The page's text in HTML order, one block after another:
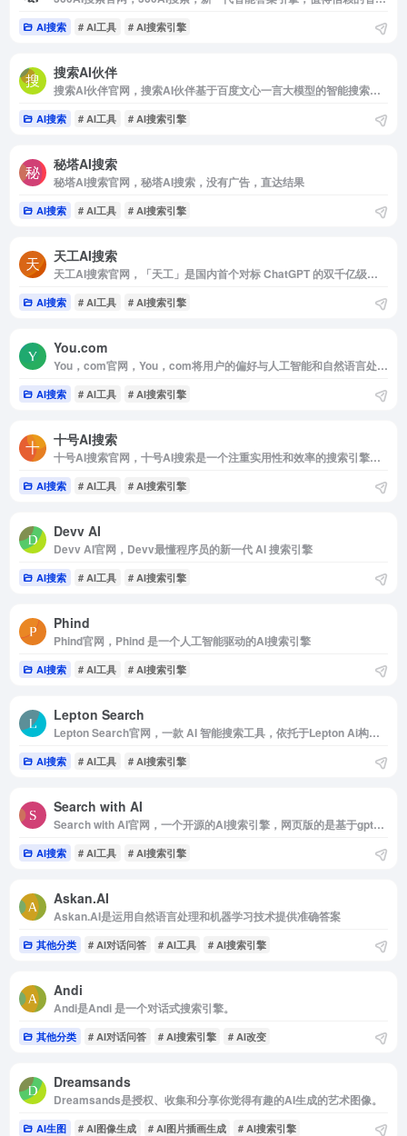
AI搜索 # AI工具 # AI搜索引擎
搜索AI伙伴
搜索AI伙伴官网，搜索AI伙伴基于百度文心一言大模型的智能搜索助手，能够帮助用户进行更全面，更智能的搜索。
AI搜索 # AI工具 # AI搜索引擎
秘塔AI搜索
秘塔AI搜索官网，秘塔AI搜索，没有广告，直达结果
AI搜索 # AI工具 # AI搜索引擎
天工AI搜索
天工AI搜索官网，「天工」是国内首个对标 ChatGPT 的双千亿级大语言模型，也是一个对话式AI助手。「天工」通过自然语言与用户进行问答交互，AI 生成能力可满足文案创作，知识问答，逻辑推演，数理推算，代码编程等多元化需求
AI搜索 # AI工具 # AI搜索引擎
You.com
You，com官网，You，com将用户的偏好与人工智能和自然语言处理相结合，让人们控制自己的搜索结果，不受大型广告公司的影响
AI搜索 # AI工具 # AI搜索引擎
十号AI搜索
十号AI搜索官网，十号AI搜索是一个注重实用性和效率的搜索引擎，它以简洁的设计和强大的人工智能技术为基础，为用户提供一个无缝且直观的搜索体验。通过智能算法，十号AI搜索能够快速地从互联网的海量信息中找到最相关的内容，并展现给用户
AI搜索 # AI工具 # AI搜索引擎
Devv AI
Devv AI官网，Devv最懂程序员的新一代 AI 搜索引擎
AI搜索 # AI工具 # AI搜索引擎
Phind
Phind官网，Phind 是一个人工智能驱动的AI搜索引擎
AI搜索 # AI工具 # AI搜索引擎
Lepton Search
Lepton Search官网，一款 AI 智能搜索工具，依托于Lepton Ai构建，完全开源和免费。全部代码仅有500行，但是却实现了非常给力的搜索效果
AI搜索 # AI工具 # AI搜索引擎
Search with AI
Search with AI官网，一个开源的AI搜索引擎，网页版的是基于gpt3，5大模型。其实你完全可以把它当做Chatgpt来实用。另外它是开源的，支持本地大模型(Ollama)，聚合搜索引擎SearXNG，支持Docker一键部署
AI搜索 # AI工具 # AI搜索引擎
Askan.AI
Askan.AI是运用自然语言处理和机器学习技术提供准确答案
其他分类 # AI对话问答 # AI工具 # AI搜索引擎
Andi
Andi是Andi 是一个对话式搜索引擎。
其他分类 # AI对话问答 # AI搜索引擎 # AI改变
Dreamsands
Dreamsands是授权、收集和分享你觉得有趣的AI生成的艺术图像。
AI生图 # AI图像生成 # AI图片插画生成 # AI搜索引擎